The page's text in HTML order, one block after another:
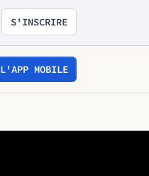
S'INSCRIRE
L'APP MOBILE